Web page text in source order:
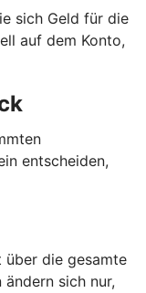
sich Geld für die
auf dem Konto,
entscheiden,
die gesamte
sich nur,